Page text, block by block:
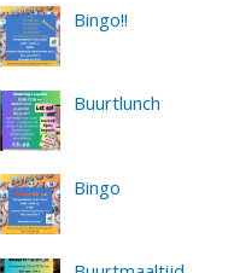
Bingo!!
Buurtlunch
Bingo